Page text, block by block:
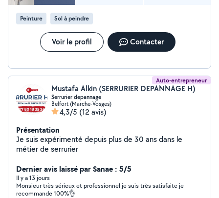
Peinture Sol à peindre
Voir le profil Contacter
Auto-entrepreneur
Mustafa Alkin (SERRURIER DEPANNAGE H)
Serrurier depannage
Belfort (Marche-Vosges)
4,3/5 (12 avis)
Présentation
Je suis expérimenté depuis plus de 30 ans dans le
métier de serrurier
Dernier avis laissé par Sanae : 5/5
Il y a 13 jours
Monsieur très sérieux et professionnel je suis très satisfaite je
recommande 100%👌